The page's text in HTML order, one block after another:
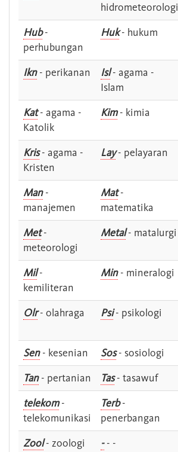
hidrometeorologi
Hub-
perhubungan
Huk- hukum
Ikn- perikanan Isl- agama -
Islam
Kat- agama -
Katolik
Kim- kimia
Kris- agama -
Kristen
Lay- pelayaran
Man-
manajemen
Mat-
matematika
Met-
meteorologi
Metal- matalurgi
Mil-
kemiliteran
Min- mineralogi
Olr- olahraga Psi- psikologi
Sen- kesenian Sos- sosiologi
Tan- pertanian Tas- tasawuf
telekom-
telekomunikasi
Terb-
penerbangan
Zool- zoologi -- -